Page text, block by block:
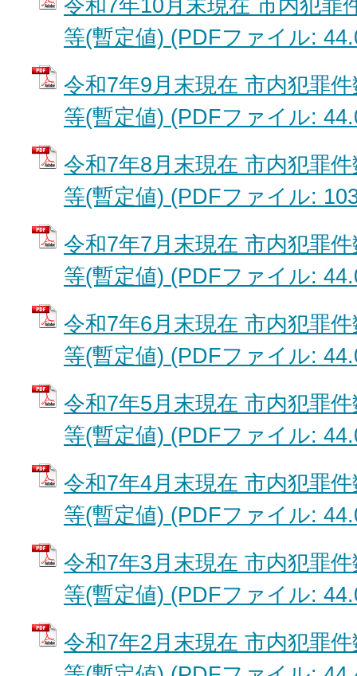
令和7年10月末現在 市内犯罪
等(暫定値) (PDFファイル:
令和7年9月末現在 市内犯罪
等(暫定値) (PDFファイル:
令和7年8月末現在 市内犯罪
等(暫定値) (PDFファイル:
令和7年7月末現在 市内犯罪
等(暫定値) (PDFファイル:
令和7年6月末現在 市内犯罪
等(暫定値) (PDFファイル:
令和7年5月末現在 市内犯罪
等(暫定値) (PDFファイル:
令和7年4月末現在 市内犯罪
等(暫定値) (PDFファイル:
令和7年3月末現在 市内犯罪
等(暫定値) (PDFファイル:
令和7年2月末現在 市内犯罪